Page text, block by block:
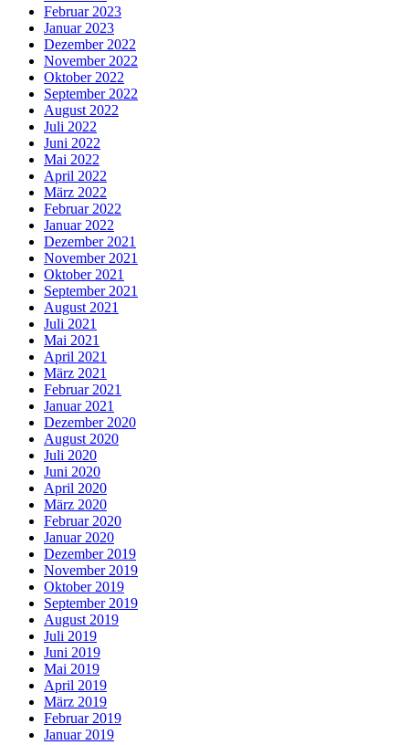
Februar 2023
Januar 2023
Dezember 2022
November 2022
Oktober 2022
September 2022
August 2022
Juli 2022
Juni 2022
Mai 2022
April 2022
März 2022
Februar 2022
Januar 2022
Dezember 2021
November 2021
Oktober 2021
September 2021
August 2021
Juli 2021
Mai 2021
April 2021
März 2021
Februar 2021
Januar 2021
Dezember 2020
August 2020
Juli 2020
Juni 2020
April 2020
März 2020
Februar 2020
Januar 2020
Dezember 2019
November 2019
Oktober 2019
September 2019
August 2019
Juli 2019
Juni 2019
Mai 2019
April 2019
März 2019
Februar 2019
Januar 2019